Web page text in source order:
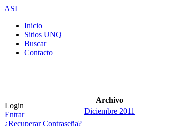
ASI
Inicio
Sitios UNQ
Buscar
Contacto
Login
Entrar
¿Recuperar Contraseña?
Archivo
Diciembre 2011